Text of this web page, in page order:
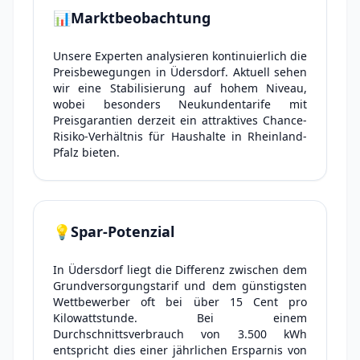
📊Marktbeobachtung
Unsere Experten analysieren kontinuierlich die
Preisbewegungen in Üdersdorf. Aktuell sehen
wir eine Stabilisierung auf hohem Niveau,
wobei besonders Neukundentarife mit
Preisgarantien derzeit ein attraktives Chance-
Risiko-Verhältnis für Haushalte in Rheinland-
Pfalz bieten.
💡Spar-Potenzial
In Üdersdorf liegt die Differenz zwischen dem
Grundversorgungstarif und dem günstigsten
Wettbewerber oft bei über 15 Cent pro
Kilowattstunde. Bei einem
Durchschnittsverbrauch von 3.500 kWh
entspricht dies einer jährlichen Ersparnis von